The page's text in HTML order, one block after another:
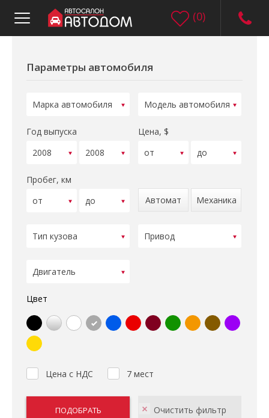
(0)
Параметры автомобиля
Год выпуска Цена, $
Пробег, км
Автомат
Механика
Цвет
Цена с НДС 7 мест